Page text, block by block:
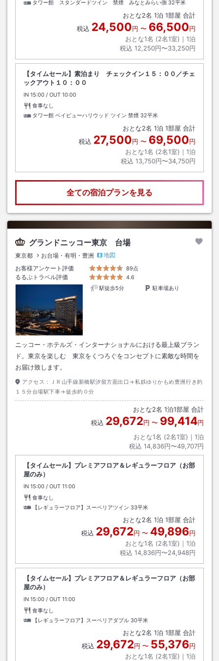
タワー館 スタンダードツイン 禁煙 みなとみらい側 32平米
おとな2名 1泊 1部屋 合計
税込 24,500円 〜 66,500円
おとな1名 (2名1室)｜ 1泊
税込 12,250円〜33,250円
【タイムセール】素泊まり チェックイン１５：００／チェ
ックアウト１０：００
IN チェックイン
15:00 / OUT チェックアウト
10:00
食事なし
タワー館 ベイビューハリウッド ツイン 禁煙 32平米
おとな2名 1泊 1部屋 合計
税込 27,500円 〜 69,500円
おとな1名 (2名1室)｜ 1泊
税込 13,750円〜34,750円
全ての宿泊プランを見る
グランドニッコー東京 台場
東京都 お台場・有明・豊洲
地図
お客様アンケート評価
89点
るるぶトラベル評価
4.6
駅徒歩5分
駐車場あり
ニッコー・ホテルズ・インターナショナルにおける最上級ブラン
ド。東京を楽しむ 東京をくつろぐをコンセプトに素敵な時間を
お届け致します。
アクセス：
ＪＲ山手線新橋駅汐留方面出口→私鉄ゆりかもめ豊洲行き約
１５分台場駅下車→徒歩約０分
おとな2名 1泊1部屋 合計
税込 29,672円 〜 99,414円
おとな1名 (2名1室)｜ 1泊
税込 14,836円〜49,707円
【タイムセール】プレミアフロア＆レギュラーフロア（お部
屋のみ）
IN チェックイン
15:00 / OUT チェックアウト
11:00
食事なし
【レギュラーフロア】スーペリアツイン 33平米
おとな2名 1泊 1部屋 合計
税込 29,672円 〜 49,896円
おとな1名 (2名1室)｜ 1泊
税込 14,836円〜24,948円
【タイムセール】プレミアフロア＆レギュラーフロア（お部
屋のみ）
IN チェックイン
15:00 / OUT チェックアウト
11:00
食事なし
【レギュラーフロア】スーペリアダブル 30平米
おとな2名 1泊 1部屋 合計
税込 29,672円 〜 55,376円
おとな1名 (2名1室)｜ 1泊